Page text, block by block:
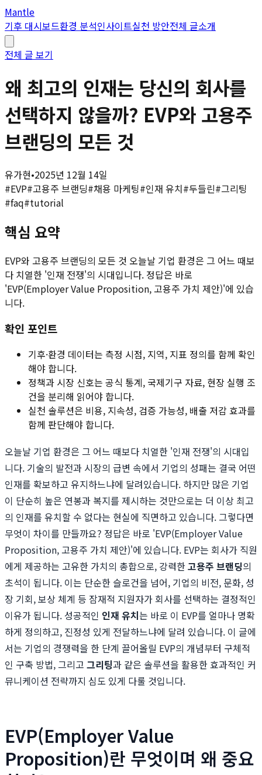
Mantle
기후 대시보드환경 분석인사이트실천 방안전체 글소개
전체 글 보기
왜 최고의 인재는 당신의 회사를
선택하지 않을까? EVP와 고용주
브랜딩의 모든 것
유가현•2025년 12월 14일
#EVP#고용주 브랜딩#채용 마케팅#인재 유치#두들린#그리팅
#faq#tutorial
핵심 요약
EVP와 고용주 브랜딩의 모든 것 오늘날 기업 환경은 그 어느 때보
다 치열한 '인재 전쟁'의 시대입니다. 정답은 바로
'EVP(Employer Value Proposition, 고용주 가치 제안)'에 있습
니다.
확인 포인트
기후·환경 데이터는 측정 시점, 지역, 지표 정의를 함께 확인
해야 합니다.
정책과 시장 신호는 공식 통계, 국제기구 자료, 현장 실행 조
건을 분리해 읽어야 합니다.
실천 솔루션은 비용, 지속성, 검증 가능성, 배출 저감 효과를
함께 판단해야 합니다.
오늘날 기업 환경은 그 어느 때보다 치열한 '인재 전쟁'의 시대입
니다. 기술의 발전과 시장의 급변 속에서 기업의 성패는 결국 어떤
인재를 확보하고 유지하느냐에 달려있습니다. 하지만 많은 기업
이 단순히 높은 연봉과 복지를 제시하는 것만으로는 더 이상 최고
의 인재를 유치할 수 없다는 현실에 직면하고 있습니다. 그렇다면
무엇이 차이를 만들까요? 정답은 바로 'EVP(Employer Value
Proposition, 고용주 가치 제안)'에 있습니다. EVP는 회사가 직원
에게 제공하는 고유한 가치의 총합으로, 강력한고용주 브랜딩의
초석이 됩니다. 이는 단순한 슬로건을 넘어, 기업의 비전, 문화, 성
장 기회, 보상 체계 등 잠재적 지원자가 회사를 선택하는 결정적인
이유가 됩니다. 성공적인 인재 유치는 바로 이 EVP를 얼마나 명확
하게 정의하고, 진정성 있게 전달하느냐에 달려 있습니다. 이 글에
서는 기업의 경쟁력을 한 단계 끌어올릴 EVP의 개념부터 구체적
인 구축 방법, 그리고 그리팅과 같은 솔루션을 활용한 효과적인 커
뮤니케이션 전략까지 심도 있게 다룰 것입니다.
EVP(Employer Value
Proposition)란 무엇이며 왜 중요